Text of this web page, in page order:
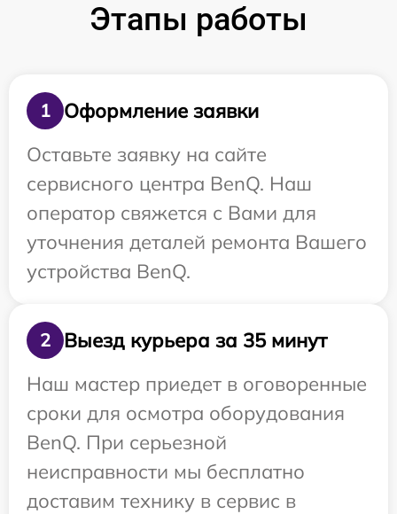
Этапы работы
1
Оформление заявки
Оставьте заявку на сайте
сервисного центра BenQ. Наш
оператор свяжется с Вами для
уточнения деталей ремонта Вашего
устройства BenQ.
2
Выезд курьера за 35 минут
Наш мастер приедет в оговоренные
сроки для осмотра оборудования
BenQ. При серьезной
неисправности мы бесплатно
доставим технику в сервис в